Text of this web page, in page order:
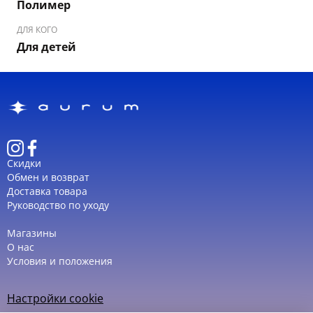
Полимер
ДЛЯ КОГО
Для детей
Скидки
Обмен и возврат
Доставка товара
Руководство по уходу
Магазины
О нас
Условия и положения
Настройки cookie